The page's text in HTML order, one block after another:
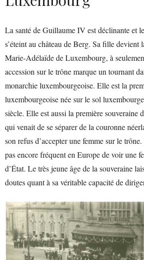
La santé de Guillaume IV est déclinante et
s’éteint au château de Berg. Sa fille devient
Marie-Adélaïde de Luxembourg, à
accession sur le trône marque un tournant
monarchie luxembourgeoise. Elle est la
luxembourgeoise née sur le sol
siècle. Elle est aussi la première souveraine
qui venait de se séparer de la couronne
son refus d’accepter une femme sur le
pas encore fréquent en Europe de voir une
d’État. Le très jeune âge de la souveraine
doutes quant à sa véritable capacité de